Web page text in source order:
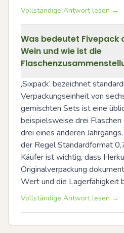
Vollständige Antwort lesen →
Was bedeutet Fivepack
Wein und wie ist die
‚Sixpack‘ bezeichnet
Verpackungseinheit von
gemischten Sets ist eine
beispielsweise drei Flaschen
drei eines anderen
der Regel Standardformat
Käufer ist wichtig, dass
Originalverpackung
Wert und die Lagerfähigkeit
Vollständige Antwort lesen →